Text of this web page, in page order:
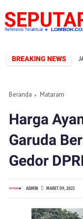
BREAKING NEWS
SIAP PERKUAT
Beranda Mataram
Harga
Garuda
Gedor
ADMIN MARET 09, 2023